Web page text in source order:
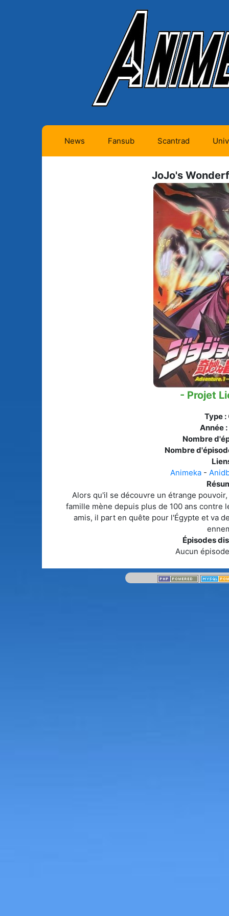
News Fansub
Animes en cours (1)
Animes terminés
Animes licenciés
Animes abandonnés
Tous les animes (604)
Scantrad
Mangas en cours
(Privés) (4)
Mangas en cours
(Publics) (11)
Mangas terminés
(Privés) (132)
Mangas terminés
(Publics) (88)
Mangas en pause
Mangas licenciés
Mangas
(0)
Tous les mangas
JoJo's
- Projet
Type :
Année :
Nombre
Nombre
Animeka -
Alors qu'il se découvre un étrange
famille mène depuis plus de 100 ans contre
amis, il part en quête pour l'Égypte et va
Épisodes
Aucun